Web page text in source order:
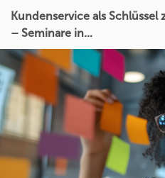
Kundenservice als
– Seminare in...